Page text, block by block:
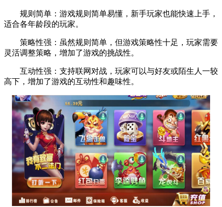
规则简单：游戏规则简单易懂，新手玩家也能快速上手，
适合各年龄段的玩家。
策略性强：虽然规则简单，但游戏策略性十足，玩家需要
灵活调整策略，增加了游戏的挑战性。
互动性强：支持联网对战，玩家可以与好友或陌生人一较
高下，增加了游戏的互动性和趣味性。